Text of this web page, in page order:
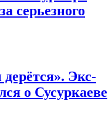
серьезного
Экс-
о Сусуркаеве